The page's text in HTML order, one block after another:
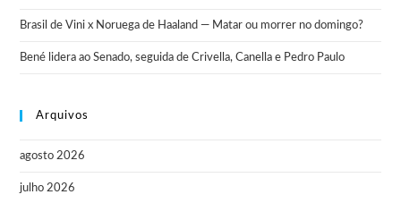
Brasil de Vini x Noruega de Haaland — Matar ou morrer no domingo?
Bené lidera ao Senado, seguida de Crivella, Canella e Pedro Paulo
Arquivos
agosto 2026
julho 2026